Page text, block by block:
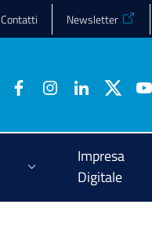
Contatti Newsletter
Impresa
Digitale